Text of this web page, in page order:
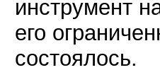
инструмент
его
состоялось.